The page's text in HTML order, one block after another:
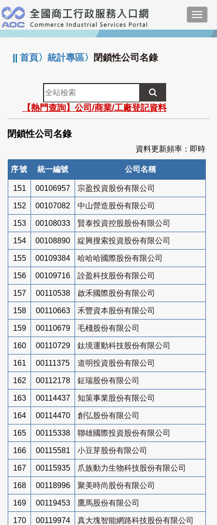
跳
到
主
要
:::
||首頁〉統計專區〉 閉鎖性公司名錄
全
站
檢
索
【熱門查詢】公司/商業/工廠登記資料
閉鎖性公司名錄
資料更新頻率：即時
序號 統一編號 公司名稱
151 00106957 宗盈投資股份有限公司
152 00107082 中山營造股份有限公司
153 00108033 賢泰投資控股股份有限公司
154 00108890 綻興搜索投資股份有限公司
155 00109384 哈哈哈國際股份有限公司
156 00109716 詮盈科技股份有限公司
157 00110538 啟禾國際股份有限公司
158 00110663 禾豐資本股份有限公司
159 00110679 毛棧股份有限公司
160 00110729 鈦境運動科技股份有限公司
161 00111375 道明投資股份有限公司
162 00112178 鉦瑞股份有限公司
163 00114437 知策事業股份有限公司
164 00114470 創弘股份有限公司
165 00115338 聯雄國際投資股份有限公司
166 00115581 小豆芽股份有限公司
167 00115935 爪族動力生物科技股份有限公司
168 00118996 聚美時尚股份有限公司
169 00119453 鷹馬股份有限公司
170 00119974 真大塊智能網路科技股份有限公司